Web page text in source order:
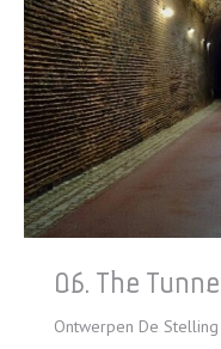
06. The
Ontwerpen De Stelling